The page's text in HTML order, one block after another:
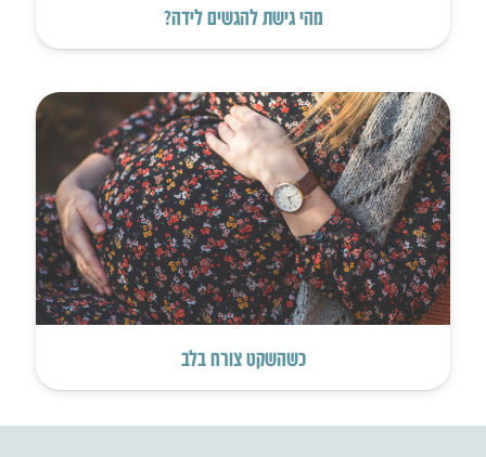
מהי גישת להגשים לידה?
כשהשקט צורח בלב